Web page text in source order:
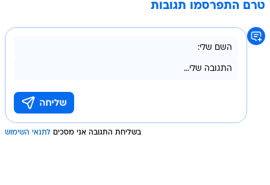
טרם התפרסמו תגובות
בשליחת התגובה אני מסכים לתנאי השימוש